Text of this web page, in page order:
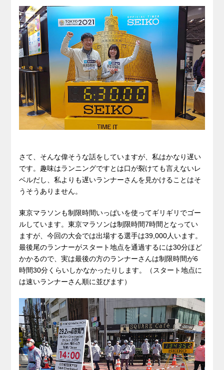
さて、そんな偉そうな話をしていますが、私はかなり遅い
です。趣味はランニングですとは口が裂けても言えないレ
ベルだし、私よりも遅いランナーさんを見かけることはそ
うそうありません。
東京マラソンも制限時間いっぱいを使ってギリギリでゴー
ルしています。東京マラソンは制限時間7時間となってい
ますが、今回の大会では出場する選手は39,000人います。
最後尾のランナーがスタート地点を通過するには30分ほど
かかるので、実は最後の方のランナーさんは制限時間が6
時間30分くらいしかなかったりします。（スタート地点に
は速いランナーさん順に並びます）